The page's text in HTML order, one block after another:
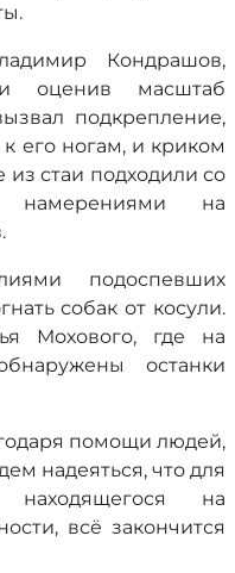
Кондрашов,
оценив масштаб
подкрепление,
его ногам, и криком
из стаи подходили со
намерениями на
подоспевших
собак от косули.
Мохового, где на
останки
помощи людей,
надеяться, что для
находящегося на
всё закончится